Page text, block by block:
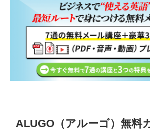
ALUGO（アルーゴ）無料